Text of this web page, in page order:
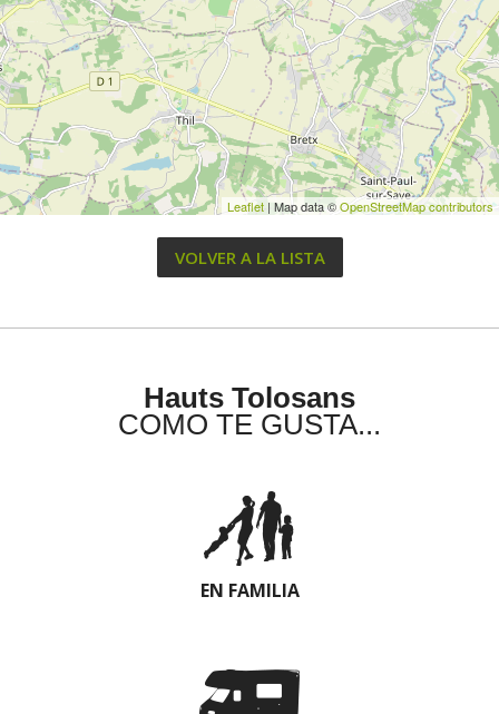
Leaflet | Map data ©OpenStreetMap contributors
VOLVER A LA LISTA
Hauts Tolosans
COMO TE GUSTA...
EN FAMILIA